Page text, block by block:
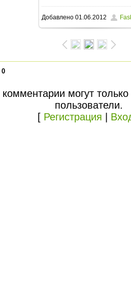
604x403/ 37.2Kb
Добавлено01.06.2012
0
могут
пользователи.
[ Регистрация